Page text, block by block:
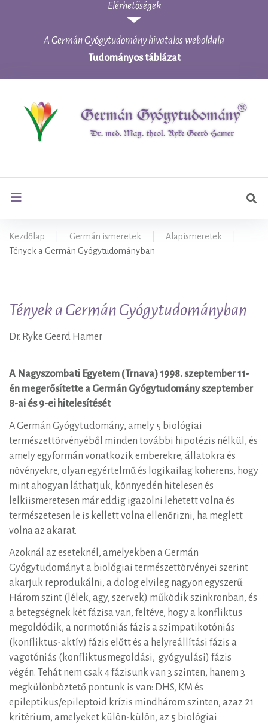
A Germán Gyógytudomány hivatalos weboldala
Tudományos táblázat
Kezdőlap Germán ismeretek Alapismeretek
Tények a Germán Gyógytudományban
Tények
a
Gyógytudományban
Tények a Germán Gyógytudományban
Dr. Ryke Geerd Hamer
A Nagyszombati Egyetem (Trnava) 1998. szeptember 11-
én megerősítette a Germán Gyógytudomány szeptember
8-ai és 9-ei hitelesítését
A Germán Gyógytudomány, amely 5 biológiai
természettörvényéből minden további hipotézis nélkül, és
amely egyformán vonatkozik emberekre, állatokra és
növényekre, olyan egyértelmű és logikailag koherens, hogy
mint ahogyan láthatjuk, könnyedén hitelesen és
lelkiismeretesen már eddig igazolni lehetett volna és
természetesen le is kellett volna ellenőrizni, ha meglett
volna az akarat.
Azoknál az eseteknél, amelyekben a Germán
Gyógytudományt a biológiai természettörvényei szerint
akarjuk reprodukálni, a dolog elvileg nagyon egyszerű:
Három szint (lélek, agy, szervek) működik szinkronban, és
a betegségnek két fázisa van, feltéve, hogy a konfliktus
megoldódik, a normotóniás fázis a szimpatikotóniás
(konfliktus-aktív) fázis előtt és a helyreállítási fázis a
vagotóniás (konfliktusmegoldási, gyógyulási) fázis
végén. Tehát nem csak 4 fázisunk van 3 szinten, hanem 3
megkülönböztető pontunk is van: DHS, KM és
epileptikus/epileptoid krízis mindhárom szinten, azaz 21
kritérium, amelyeket külön-külön, az 5 biológiai
Elérhetõségek